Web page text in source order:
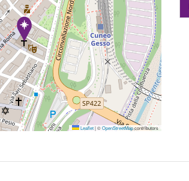
Leaflet |©OpenStreetMapcontributors